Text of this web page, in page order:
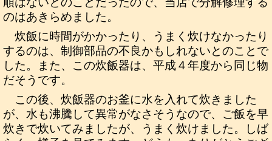
のはあきらめました。
炊飯に時間がかかったり、うまく炊けなかったり
するのは、制御部品の不良かもしれないとのことで
した。また、この炊飯器は、平成４年度から同じ物
だそうです。
この後、炊飯器のお釜に水を入れて炊きました
が、水も沸騰して異常がなさそうなので、ご飯を早
炊きで炊いてみましたが、うまく炊けました。しば